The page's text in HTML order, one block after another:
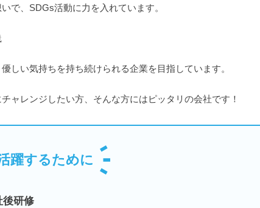
で、SDGs活動に力を入れています。
しい気持ちを持ち続けられる企業を目指しています。
ャレンジしたい方、そんな方にはピッタリの会社です！
躍するために
後研修